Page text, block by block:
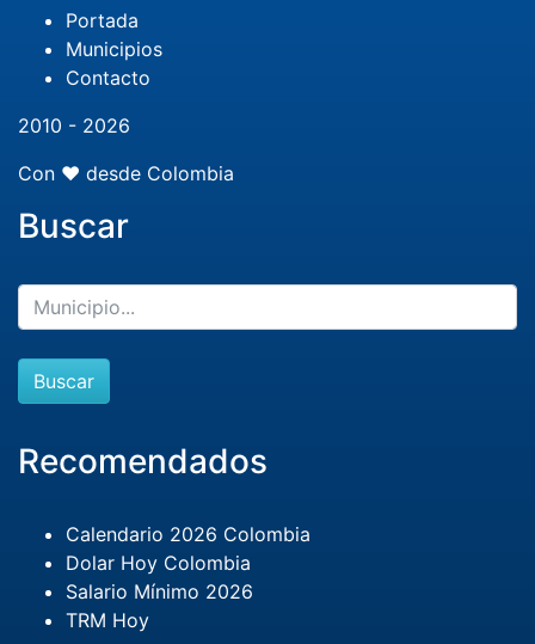
Portada
Municipios
Contacto
2010 - 2026
Con ❤️ desde Colombia
Buscar
Buscar
Recomendados
Calendario 2026 Colombia
Dolar Hoy Colombia
Salario Mínimo 2026
TRM Hoy